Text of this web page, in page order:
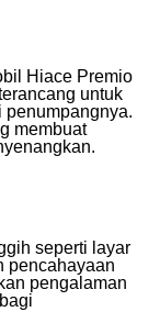
Hiace Premio
untuk
penumpangnya.
membuat
seperti layar
pencahayaan
pengalaman